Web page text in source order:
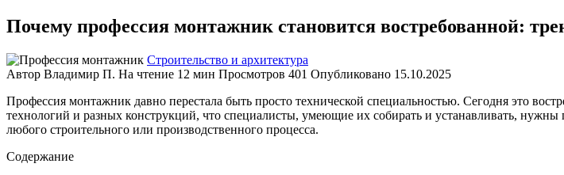
Почему профессия монтажник становится востребованной:
Строительство и архитектура
Автор Владимир П. На чтение 12 мин Просмотров 401 Опубликовано 15.10.2025
Профессия монтажник давно перестала быть просто технической специальностью. Сегодня это
технологий и разных конструкций, что специалисты, умеющие их собирать и устанавливать,
любого строительного или производственного процесса.
Содержание